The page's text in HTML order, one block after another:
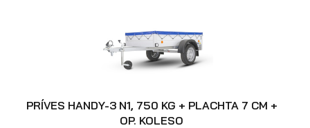
PRÍVES HANDY-3 N1, 750 KG + PLACHTA 7 CM +
OP. KOLESO